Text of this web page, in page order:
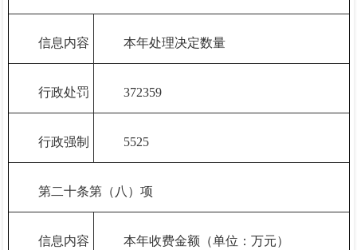
信息内容 本年处理决定数量
行政处罚 372359
行政强制 5525
第二十条第（八）项
信息内容 本年收费金额（单位：万元）